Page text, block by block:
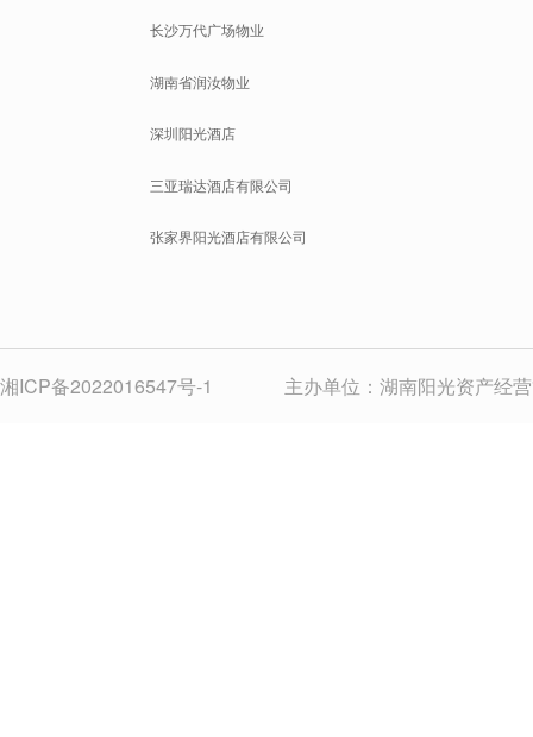
长沙万代广场物业
湖南省润汝物业
深圳阳光酒店
三亚瑞达酒店有限公司
张家界阳光酒店有限公司
湘ICP备2022016547号-1 主办单位：湖南阳光资产经